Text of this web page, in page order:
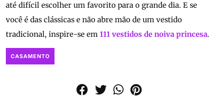
até difícil escolher um favorito para o grande dia. E se
você é das clássicas e não abre mão de um vestido
tradicional, inspire-se em 111 vestidos de noiva princesa.
CASAMENTO